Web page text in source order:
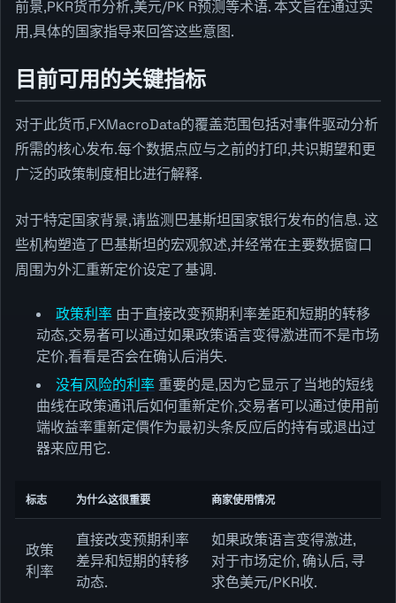
前景,PKR货币分析,美元/PK R预测等术语. 本文旨在通过实
用,具体的国家指导来回答这些意图.
目前可用的关键指标
对于此货币,FXMacroData的覆盖范围包括对事件驱动分析
所需的核心发布.每个数据点应与之前的打印,共识期望和更
广泛的政策制度相比进行解释.
对于特定国家背景,请监测巴基斯坦国家银行发布的信息. 这
些机构塑造了巴基斯坦的宏观叙述,并经常在主要数据窗口
周围为外汇重新定价设定了基调.
政策利率 由于直接改变预期利率差距和短期的转移
动态,交易者可以通过如果政策语言变得激进而不是市场
定价,看看是否会在确认后消失.
没有风险的利率 重要的是,因为它显示了当地的短线
曲线在政策通讯后如何重新定价,交易者可以通过使用前
端收益率重新定價作为最初头条反应后的持有或退出过
器来应用它.
标志 为什么这很重要 商家使用情况
政策
利率
直接改变预期利率
差异和短期的转移
动态.
如果政策语言变得激进,
对于市场定价, 确认后, 寻
求色美元/PKR收.